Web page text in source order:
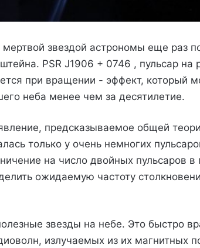
звездой астрономы еще раз
PSR J1906 + 0746 , пульсар на
при вращении - эффект, который
неба менее чем за десятилетие.
предсказываемое общей
только у очень немногих
на число двойных пульсаров в
ожидаемую частоту
звезды на небе. Это быстро
излучаемых из их магнитных